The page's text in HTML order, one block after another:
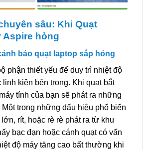
sâu: Khi Quạt
Aspire hỏng
báo quạt laptop sắp hỏng
phận thiết yếu để duy trì nhiệt độ
linh kiện bên trong. Khi quạt bắt
tính của bạn sẽ phát ra những
trong những dấu hiệu phổ biến
rít, hoặc rè rè phát ra từ khu
bạc đạn hoặc cánh quạt có vấn
độ máy tăng cao bất thường khi